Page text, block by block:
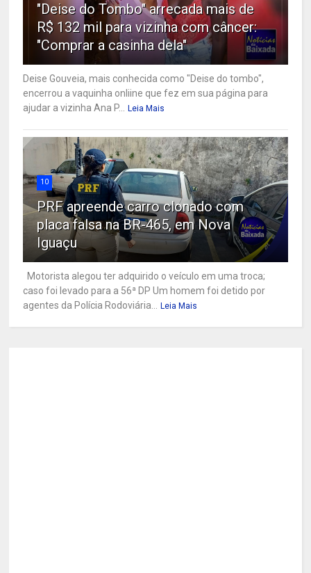
"Deise do Tombo" arrecada mais de
R$ 132 mil para vizinha com câncer:
"Comprar a casinha dela"
Deise Gouveia, mais conhecida como "Deise do tombo",
encerrou a vaquinha onliine que fez em sua página para
ajudar a vizinha Ana P... Leia Mais
10
PRF apreende carro clonado com
placa falsa na BR-465, em Nova
Iguaçu
Motorista alegou ter adquirido o veículo em uma troca;
caso foi levado para a 56ª DP Um homem foi detido por
agentes da Polícia Rodoviária... Leia Mais